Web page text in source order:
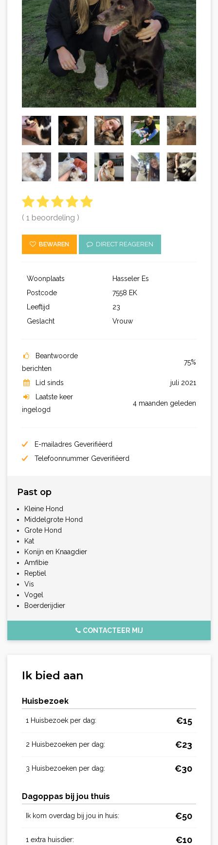
( 1 beoordeling )
BEWAREN DIRECT REAGEREN
Woonplaats
Hasseler Es
Postcode
7558 EK
Leeftijd
23
Geslacht
Vrouw
Beantwoorde
berichten
75%
Lid sinds
juli 2021
Laatste keer
ingelogd
4 maanden geleden
E-mailadres Geverifiëerd
Telefoonnummer Geverifiëerd
Past op
Kleine Hond
Middelgrote Hond
Grote Hond
Kat
Konijn en Knaagdier
Amfibie
Reptiel
Vis
Vogel
Boerderijdier
CONTACTEER MIJ
Ik bied aan
Huisbezoek
1 Huisbezoek per dag: €15
2 Huisbezoeken per dag: €23
3 Huisbezoeken per dag: €30
Dagoppas bij jou thuis
Ik kom overdag bij jou in huis: €50
1 extra huisdier: €10